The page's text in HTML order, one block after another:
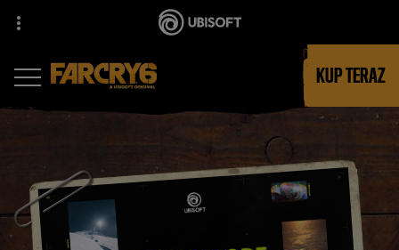
KUP TERAZ